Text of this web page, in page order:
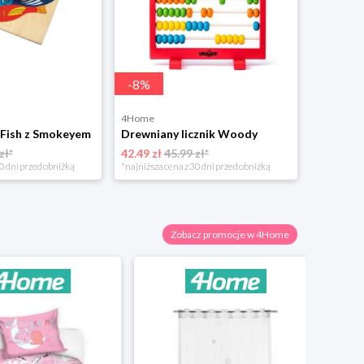
z Smokeyem
dni przed obniżką
-8%
4Home
Drewniany licznik Woody
42.49 zł45.99 zł*
*najniższa cena z 30 dni przed obniżką
Zobacz promocje w 4Home